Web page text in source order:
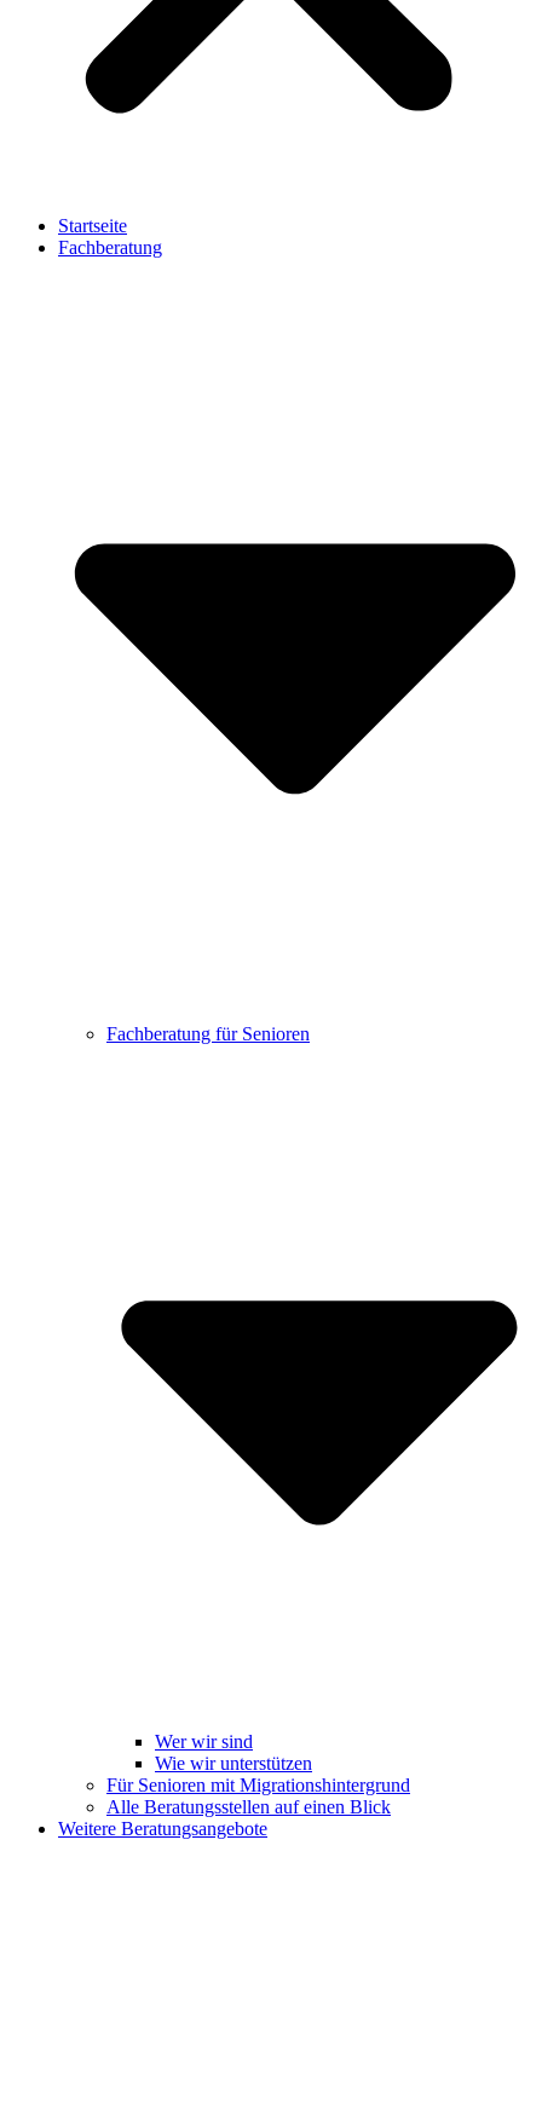
Startseite
Fachberatung
Fachberatung für Senioren
Wer wir sind
Wie wir unterstützen
Für Senioren mit Migrationshintergrund
Alle Beratungsstellen auf einen Blick
Weitere Beratungsangebote